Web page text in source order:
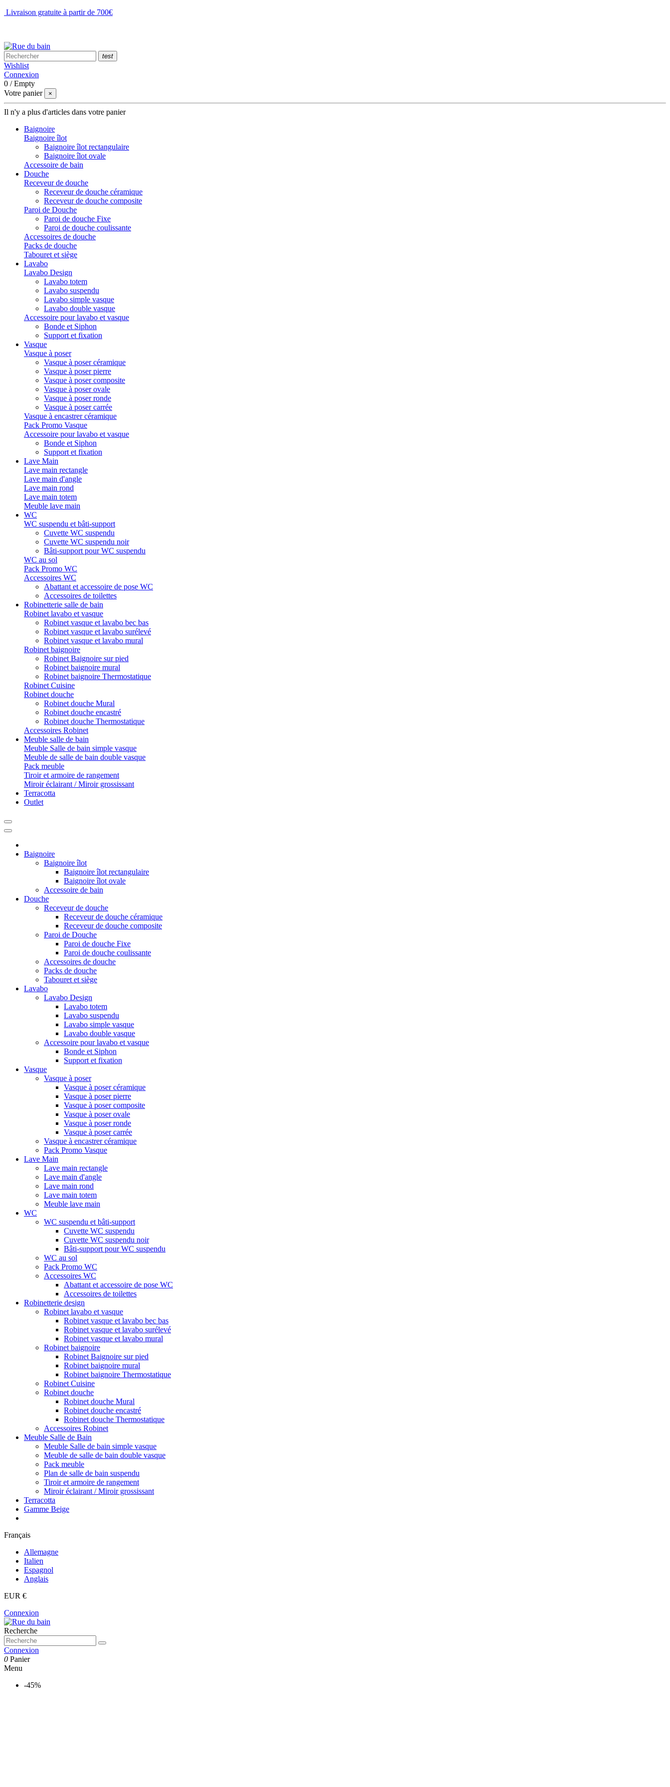
Livraison gratuite à partir de 700€
test
Wishlist
Connexion
0 /Empty
Votre panier
×
Il n'y a plus d'articles dans votre panier
Baignoire
Baignoire îlot
Baignoire îlot rectangulaire
Baignoire îlot ovale
Accessoire de bain
Douche
Receveur de douche
Receveur de douche céramique
Receveur de douche composite
Paroi de Douche
Paroi de douche Fixe
Paroi de douche coulissante
Accessoires de douche
Packs de douche
Tabouret et siège
Lavabo
Lavabo Design
Lavabo totem
Lavabo suspendu
Lavabo simple vasque
Lavabo double vasque
Accessoire pour lavabo et vasque
Bonde et Siphon
Support et fixation
Vasque
Vasque à poser
Vasque à poser céramique
Vasque à poser pierre
Vasque à poser composite
Vasque à poser ovale
Vasque à poser ronde
Vasque à poser carrée
Vasque à encastrer céramique
Pack Promo Vasque
Accessoire pour lavabo et vasque
Bonde et Siphon
Support et fixation
Lave Main
Lave main rectangle
Lave main d'angle
Lave main rond
Lave main totem
Meuble lave main
WC
WC suspendu et bâti-support
Cuvette WC suspendu
Cuvette WC suspendu noir
Bâti-support pour WC suspendu
WC au sol
Pack Promo WC
Accessoires WC
Abattant et accessoire de pose WC
Accessoires de toilettes
Robinetterie salle de bain
Robinet lavabo et vasque
Robinet vasque et lavabo bec bas
Robinet vasque et lavabo surélevé
Robinet vasque et lavabo mural
Robinet baignoire
Robinet Baignoire sur pied
Robinet baignoire mural
Robinet baignoire Thermostatique
Robinet Cuisine
Robinet douche
Robinet douche Mural
Robinet douche encastré
Robinet douche Thermostatique
Accessoires Robinet
Meuble salle de bain
Meuble Salle de bain simple vasque
Meuble de salle de bain double vasque
Pack meuble
Tiroir et armoire de rangement
Miroir éclairant / Miroir grossissant
Terracotta
Outlet
Baignoire
Baignoire îlot
Baignoire îlot rectangulaire
Baignoire îlot ovale
Accessoire de bain
Douche
Receveur de douche
Receveur de douche céramique
Receveur de douche composite
Paroi de Douche
Paroi de douche Fixe
Paroi de douche coulissante
Accessoires de douche
Packs de douche
Tabouret et siège
Lavabo
Lavabo Design
Lavabo totem
Lavabo suspendu
Lavabo simple vasque
Lavabo double vasque
Accessoire pour lavabo et vasque
Bonde et Siphon
Support et fixation
Vasque
Vasque à poser
Vasque à poser céramique
Vasque à poser pierre
Vasque à poser composite
Vasque à poser ovale
Vasque à poser ronde
Vasque à poser carrée
Vasque à encastrer céramique
Pack Promo Vasque
Lave Main
Lave main rectangle
Lave main d'angle
Lave main rond
Lave main totem
Meuble lave main
WC
WC suspendu et bâti-support
Cuvette WC suspendu
Cuvette WC suspendu noir
Bâti-support pour WC suspendu
WC au sol
Pack Promo WC
Accessoires WC
Abattant et accessoire de pose WC
Accessoires de toilettes
Robinetterie design
Robinet lavabo et vasque
Robinet vasque et lavabo bec bas
Robinet vasque et lavabo surélevé
Robinet vasque et lavabo mural
Robinet baignoire
Robinet Baignoire sur pied
Robinet baignoire mural
Robinet baignoire Thermostatique
Robinet Cuisine
Robinet douche
Robinet douche Mural
Robinet douche encastré
Robinet douche Thermostatique
Accessoires Robinet
Meuble Salle de Bain
Meuble Salle de bain simple vasque
Meuble de salle de bain double vasque
Pack meuble
Plan de salle de bain suspendu
Tiroir et armoire de rangement
Miroir éclairant / Miroir grossissant
Terracotta
Gamme Beige
Français
Allemagne
Italien
Espagnol
Anglais
EUR €
Connexion
Recherche
Connexion
0 Panier
Menu
-45%